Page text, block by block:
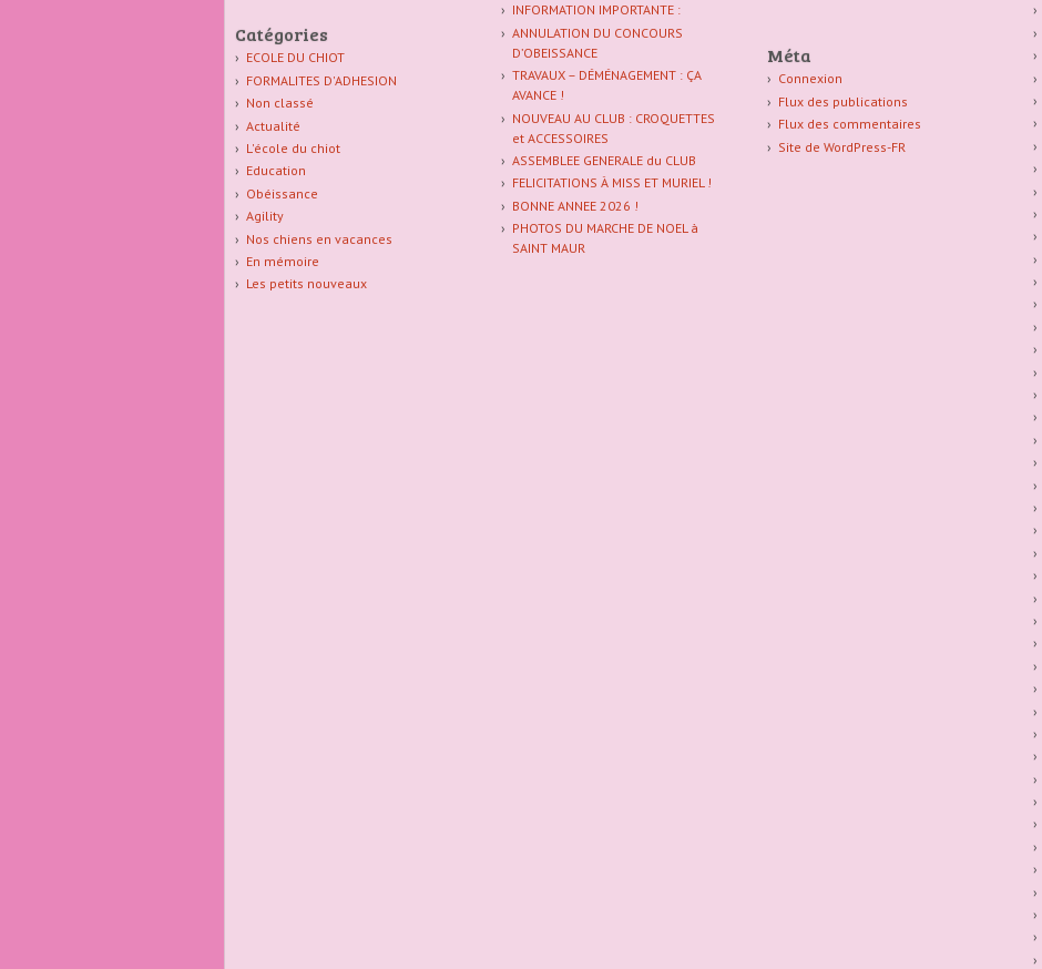
INFORMATION IMPORTANTE :
ANNULATION DU CONCOURS
D’OBEISSANCE
TRAVAUX – DÉMÉNAGEMENT : ÇA
AVANCE !
NOUVEAU AU CLUB : CROQUETTES
et ACCESSOIRES
ASSEMBLEE GENERALE du CLUB
FELICITATIONS À MISS ET MURIEL !
BONNE ANNEE 2026 !
PHOTOS DU MARCHE DE NOEL à
SAINT MAUR
Catégories
ECOLE DU CHIOT
FORMALITES D'ADHESION
Non classé
Actualité
L'école du chiot
Education
Obéissance
Agility
Nos chiens en vacances
En mémoire
Les petits nouveaux
Méta
Connexion
Flux des publications
Flux des commentaires
Site de WordPress-FR